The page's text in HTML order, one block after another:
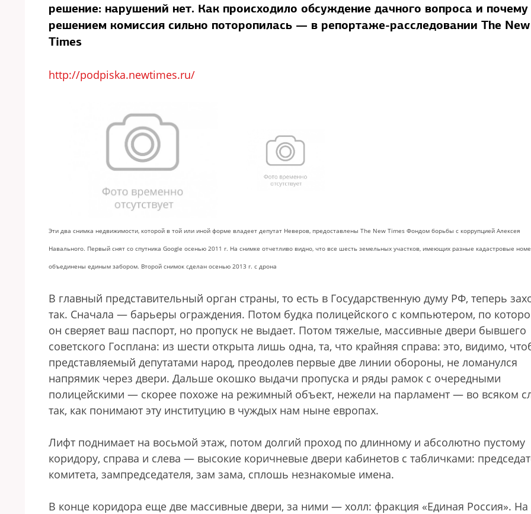
решение: нарушений нет. Как происходило обсуждение дачного вопроса и почему
решением комиссия сильно поторопилась — в репортаже-расследовании The New
Times
http://podpiska.newtimes.ru/
Эти два снимка недвижимости, которой в той или иной форме владеет депутат Неверов, предоставлены The New Times Фондом борьбы с коррупцией Алексея
Навального. Первый снят со спутника Google осенью 2011 г. На снимке отчетливо видно, что все шесть земельных участков, имеющих разные кадастровые
объединены единым забором. Второй снимок сделан осенью 2013 г. с дрона
В главный представительный орган страны, то есть в Государственную думу РФ, теперь
так. Сначала — барьеры ограждения. Потом будка полицейского с компьютером, по
он сверяет ваш паспорт, но пропуск не выдает. Потом тяжелые, массивные двери бывшего
советского Госплана: из шести открыта лишь одна, та, что крайняя справа: это, видимо,
представляемый депутатами народ, преодолев первые две линии обороны, не ломанулся
напрямик через двери. Дальше окошко выдачи пропуска и ряды рамок с очередными
полицейскими — скорее похоже на режимный объект, нежели на парламент — во всяком
так, как понимают эту институцию в чуждых нам ныне европах.
Лифт поднимает на восьмой этаж, потом долгий проход по длинному и абсолютно пустому
коридору, справа и слева — высокие коричневые двери кабинетов с табличками:
комитета, зампредседателя, зам зама, сплошь незнакомые имена.
В конце коридора еще две массивные двери, за ними — холл: фракция «Единая Россия». На